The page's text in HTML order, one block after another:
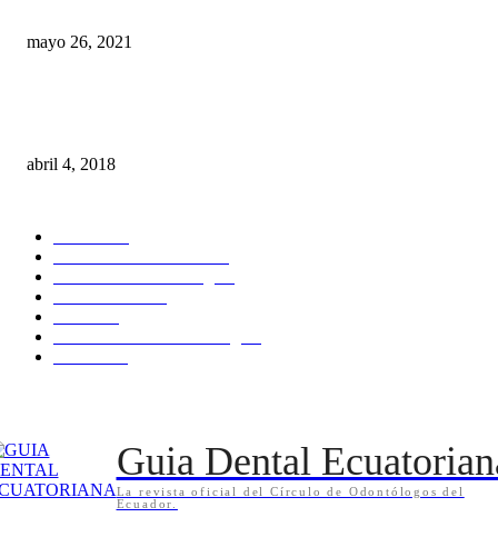
mayo 26, 2021
abril 4, 2018
Guia Dental
La revista oficial del Círculo de Odontólogos del
Ecuador.